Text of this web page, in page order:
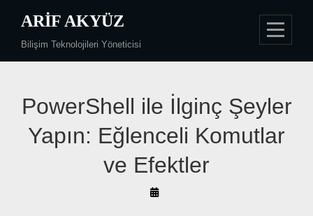
content
ARIF AKYÜZ
Bilişim Teknolojileri Yöneticisi
PowerShell ile İlginç Şeyler
Yapın: Eğlenceli Komutlar
ve Efektler
By
Yazı